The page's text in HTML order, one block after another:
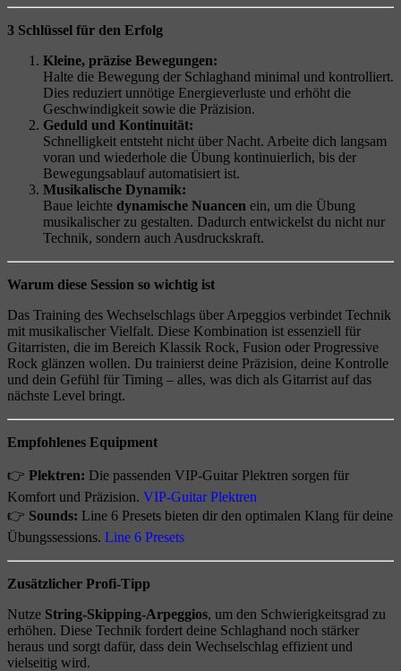
3 Schlüssel für den Erfolg
Kleine, präzise Bewegungen:
Halte die Bewegung der Schlaghand minimal und kontrolliert.
Dies reduziert unnötige Energieverluste und erhöht die
Geschwindigkeit sowie die Präzision.
Geduld und Kontinuität:
Schnelligkeit entsteht nicht über Nacht. Arbeite dich langsam
voran und wiederhole die Übung kontinuierlich, bis der
Bewegungsablauf automatisiert ist.
Musikalische Dynamik:
Baue leichte dynamische Nuancen ein, um die Übung
musikalischer zu gestalten. Dadurch entwickelst du nicht nur
Technik, sondern auch Ausdruckskraft.
Warum diese Session so wichtig ist
Das Training des Wechselschlags über Arpeggios verbindet Technik
mit musikalischer Vielfalt. Diese Kombination ist essenziell für
Gitarristen, die im Bereich Klassik Rock, Fusion oder Progressive
Rock glänzen wollen. Du trainierst deine Präzision, deine Kontrolle
und dein Gefühl für Timing – alles, was dich als Gitarrist auf das
nächste Level bringt.
Empfohlenes Equipment
👉 Plektren: Die passenden VIP-Guitar Plektren sorgen für
Komfort und Präzision. VIP-Guitar Plektren
👉 Sounds: Line 6 Presets bieten dir den optimalen Klang für deine
Übungssessions. Line 6 Presets
Zusätzlicher Profi-Tipp
Nutze String-Skipping-Arpeggios, um den Schwierigkeitsgrad zu
erhöhen. Diese Technik fordert deine Schlaghand noch stärker
heraus und sorgt dafür, dass dein Wechselschlag effizient und
vielseitig wird.